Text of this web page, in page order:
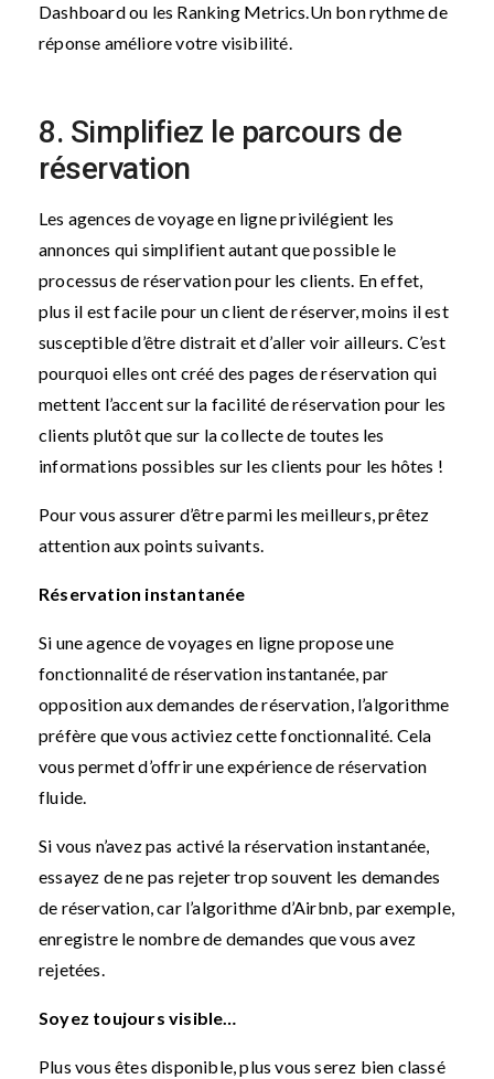
Dashboard ou les Ranking Metrics.Un bon rythme de
réponse améliore votre visibilité.
8. Simplifiez le parcours de
réservation
Les agences de voyage en ligne privilégient les
annonces qui simplifient autant que possible le
processus de réservation pour les clients. En effet,
plus il est facile pour un client de réserver, moins il est
susceptible d’être distrait et d’aller voir ailleurs. C’est
pourquoi elles ont créé des pages de réservation qui
mettent l’accent sur la facilité de réservation pour les
clients plutôt que sur la collecte de toutes les
informations possibles sur les clients pour les hôtes !
Pour vous assurer d’être parmi les meilleurs, prêtez
attention aux points suivants.
Réservation instantanée
Si une agence de voyages en ligne propose une
fonctionnalité de réservation instantanée, par
opposition aux demandes de réservation, l’algorithme
préfère que vous activiez cette fonctionnalité. Cela
vous permet d’offrir une expérience de réservation
fluide.
Si vous n’avez pas activé la réservation instantanée,
essayez de ne pas rejeter trop souvent les demandes
de réservation, car l’algorithme d’Airbnb, par exemple,
enregistre le nombre de demandes que vous avez
rejetées.
Soyez toujours visible…
Plus vous êtes disponible, plus vous serez bien classé